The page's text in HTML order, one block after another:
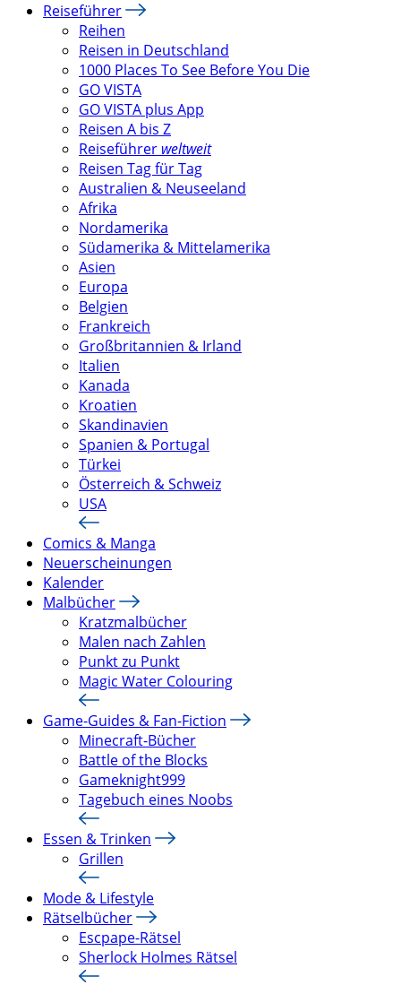
Reiseführer
Reihen
Reisen in Deutschland
1000 Places To See Before You Die
GO VISTA
GO VISTA plus App
Reisen A bis Z
Reiseführer weltweit
Reisen Tag für Tag
Australien & Neuseeland
Afrika
Nordamerika
Südamerika & Mittelamerika
Asien
Europa
Belgien
Frankreich
Großbritannien & Irland
Italien
Kanada
Kroatien
Skandinavien
Spanien & Portugal
Türkei
Österreich & Schweiz
USA
Comics & Manga
Neuerscheinungen
Kalender
Malbücher
Kratzmalbücher
Malen nach Zahlen
Punkt zu Punkt
Magic Water Colouring
Game-Guides & Fan-Fiction
Minecraft-Bücher
Battle of the Blocks
Gameknight999
Tagebuch eines Noobs
Essen & Trinken
Grillen
Mode & Lifestyle
Rätselbücher
Escpape-Rätsel
Sherlock Holmes Rätsel